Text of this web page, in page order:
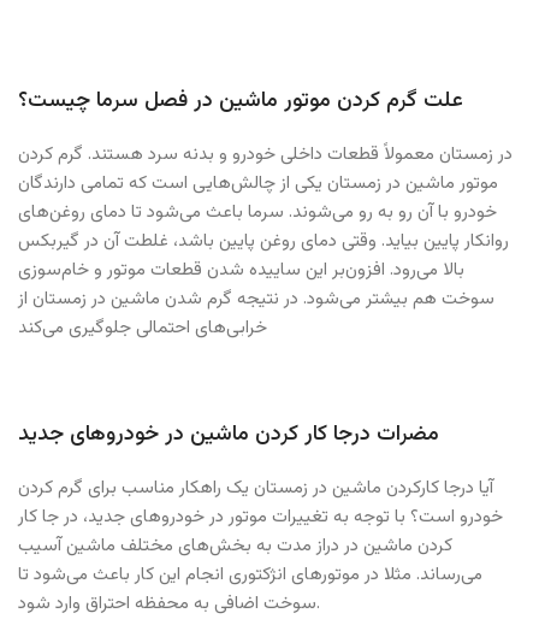
علت گرم كردن موتور ماشين در فصل سرما چیست؟
در زمستان معمولاً قطعات داخلی خودرو و بدنه سرد هستند. گرم كردن
موتور ماشين در زمستان یکی از چالش‌هایی است که تمامی دارندگان
خودرو با آن رو به رو می‌شوند. سرما باعث می‌شود تا دمای روغن‌های
روانکار پایین بیاید. وقتی دمای روغن پایین باشد، غلطت آن در گیربکس
بالا می‌رود. افزون‌بر این ساییده شدن قطعات موتور و خام‌سوزی
سوخت هم بیشتر می‌شود. در نتیجه گرم شدن ماشین در زمستان از
خرابی‌های احتمالی جلوگیری می‌کند
مضرات درجا کار کردن ماشین در خودروهای جدید
آیا درجا کارکردن ماشین در زمستان یک راهکار مناسب برای گرم کردن
خودرو است؟ با توجه به تغییرات موتور در خودروهای جدید، در جا کار
کردن ماشین در دراز مدت به بخش‌های مختلف ماشین آسیب
می‌رساند. مثلا در موتورهای انژکتوری انجام این کار باعث می‌شود تا
سوخت اضافی به محفظه احتراق وارد شود.